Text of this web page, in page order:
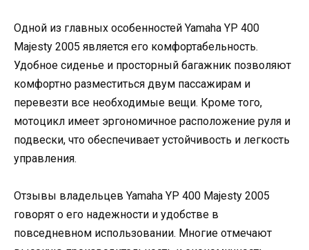
Одной из главных особенностей Yamaha YP 400
Majesty 2005 является его комфортабельность.
Удобное сиденье и просторный багажник позволяют
комфортно разместиться двум пассажирам и
перевезти все необходимые вещи. Кроме того,
мотоцикл имеет эргономичное расположение руля и
подвески, что обеспечивает устойчивость и легкость
управления.
Отзывы владельцев Yamaha YP 400 Majesty 2005
говорят о его надежности и удобстве в
повседневном использовании. Многие отмечают